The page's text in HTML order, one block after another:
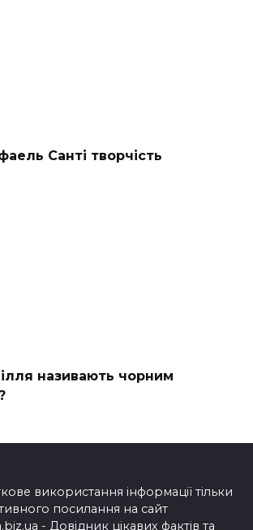
Санті творчість
називають чорним
використання інформації тільки
посилання на сайт
- Довідник цікавих фактів та